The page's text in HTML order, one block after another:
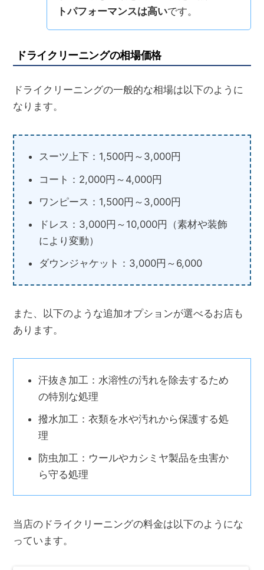
トパフォーマンスは高いです。
ドライクリーニングの相場価格
ドライクリーニングの一般的な相場は以下のように
なります。
スーツ上下：1,500円～3,000円
コート：2,000円～4,000円
ワンピース：1,500円～3,000円
ドレス：3,000円～10,000円（素材や装飾
により変動）
ダウンジャケット：3,000円～6,000
また、以下のような追加オプションが選べるお店も
あります。
汗抜き加工：水溶性の汚れを除去するため
の特別な処理
撥水加工：衣類を水や汚れから保護する処
理
防虫加工：ウールやカシミヤ製品を虫害か
ら守る処理
当店のドライクリーニングの料金は以下のようにな
っています。